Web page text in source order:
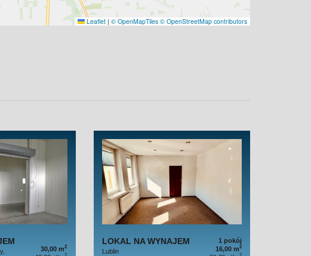
Leaflet | © OpenMapTiles © OpenStreetMap contributors
30,00 m2
LOKAL NA WYNAJEM
Lublin
1 pokój
16,00 m2